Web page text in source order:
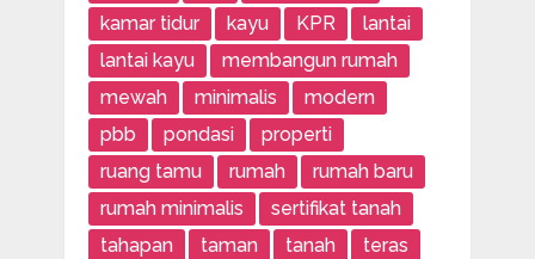
kamar tidur
kayu KPR
lantai
lantai kayu
membangun rumah
mewah
minimalis
modern
pbb
pondasi
properti
ruang tamu
rumah
rumah baru
rumah minimalis
sertifikat tanah
tahapan
taman tanah
teras